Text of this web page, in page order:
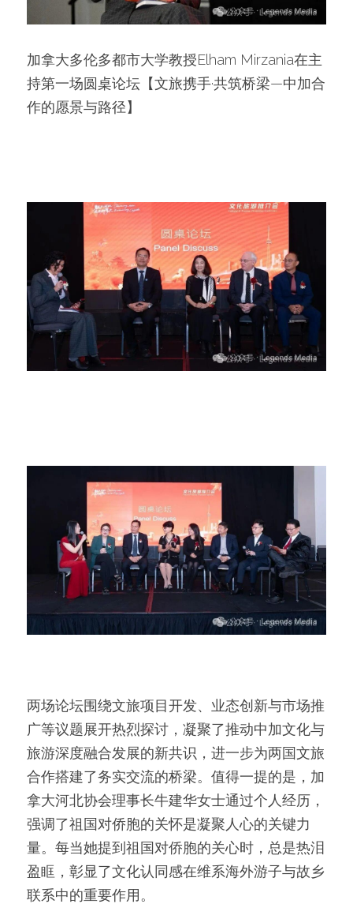
加拿大多伦多都市大学教授Elham Mirzania在主
持第一场圆桌论坛【文旅携手·共筑桥梁—中加合
作的愿景与路径】
两场论坛围绕文旅项目开发、业态创新与市场推
广等议题展开热烈探讨，凝聚了推动中加文化与
旅游深度融合发展的新共识，进一步为两国文旅
合作搭建了务实交流的桥梁。值得一提的是，加
拿大河北协会理事长牛建华女士通过个人经历，
强调了祖国对侨胞的关怀是凝聚人心的关键力
量。每当她提到祖国对侨胞的关心时，总是热泪
盈眶，彰显了文化认同感在维系海外游子与故乡
联系中的重要作用。